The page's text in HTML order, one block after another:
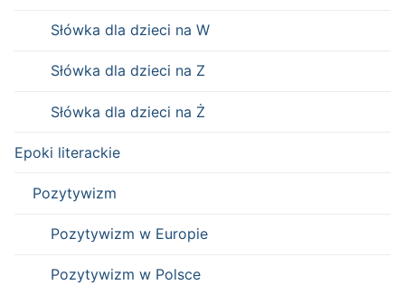
Słówka dla dzieci na W
Słówka dla dzieci na Z
Słówka dla dzieci na Ż
Epoki literackie
Pozytywizm
Pozytywizm w Europie
Pozytywizm w Polsce